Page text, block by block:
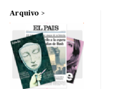
Arquivo